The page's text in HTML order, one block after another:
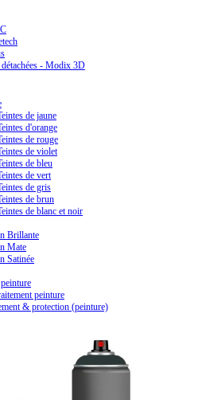
détachées - Modix 3D
de jaune
d'orange
de rouge
de violet
de bleu
de vert
de gris
de brun
de blanc et noir
Brillante
Mate
Satinée
peinture
& protection (peinture)